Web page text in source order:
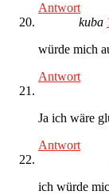
Antwort
kuba
würde mich
Antwort
Ja ich wäre
Antwort
ich würde